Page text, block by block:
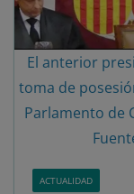
El anterior
toma de
Parlamento de
ACTUALIDAD